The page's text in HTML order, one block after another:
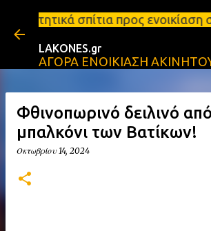
Μετάβαση στο κύριο
προς ενοικίαση στη Σπάρτη
LAKONES.gr
ΑΓΟΡΑ ΕΝΟΙΚΙΑΣΗ
Φθινοπωρινό δειλινό
μπαλκόνι των Βατίκων!
Οκτωβρίου 14, 2024